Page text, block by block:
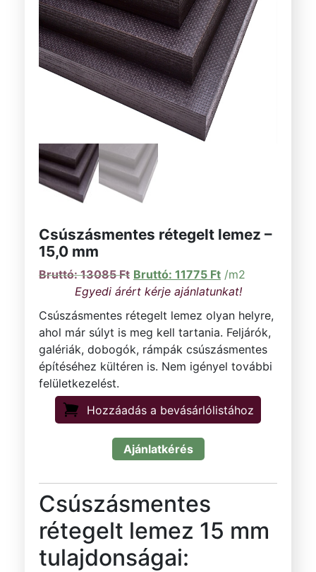
Csúszásmentes rétegelt lemez –
15,0 mm
13085Ft Original price was: 13085 Ft.
11775 FtCurrent price is:
/m2
Csúszásmentes rétegelt lemez olyan helyre,
ahol már súlyt is meg kell tartania. Feljárók,
galériák, dobogók, rámpák csúszásmentes
építéséhez kültéren is. Nem igényel további
felületkezelést.
Hozzáadás a bevásárlólistához
Ajánlatkérés
Csúszásmentes
rétegelt lemez 15 mm
tulajdonságai: